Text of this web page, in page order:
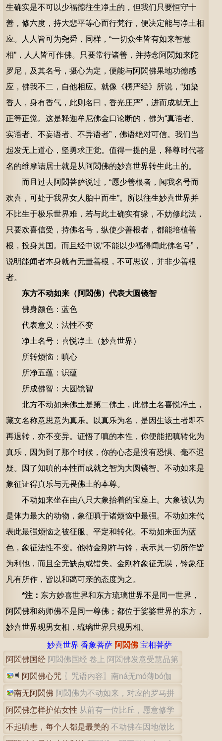
生确实是不可以少福德往生净土的，但我们只要恒守十
善，修六度，持大悲平等心而行梵行，便决定能与净土相
应。人人皆可为尧舜，同样，“一切众生皆有如来智慧
相”，人人皆可作佛。只要常行诸善，并持念阿閦如来陀
罗尼，及其名号，摄心为定，便能与阿閦佛果地功德感
应，佛我不二，自他相应。就像《楞严经》所说，“如染
香人，身有香气，此则名曰，香光庄严”，进而成就无上
正等正觉。这是释迦牟尼佛金口论断的，佛为“真语者、
实语者、不妄语者、不异语者”，佛语绝对可信。我们当
起发无上道心，坚勇求正觉。值得一提的是，释尊时代著
名的维摩诘居士就是从阿閦佛的妙喜世界转生此土的。
而且过去阿閦菩萨说过，“愿少善根者，闻我名号而
欢喜，可处于我界女人胎中而生”。所以往生妙喜世界并
不比生于极乐世界难，若与此土确实有缘，不妨修此法，
只要欢喜信受，持佛名号，纵使少善根者，都能培植善
根，投身其国。而且经中说“不能以少福得闻此佛名号”，
说明能闻者本身就有无量善根，不可思议，并非少善根
者。
东方不动如来（阿閦佛）代表大圆镜智
佛身颜色：蓝色
代表意义：法性不变
净土名号：喜悦净土（妙喜世界）
所转烦恼：嗔心
所净五蕴：识蕴
所成佛智：大圆镜智
北方不动如来佛土是第二佛土，此佛土名喜悦净土，
藏文名称意思意为真乐。以真乐为名，是因生该土者即不
再退转，亦不变异。证悟了嗔的本性，你便能把嗔转化为
真乐，因为到了那个时候，你的心态是没有恐惧、毫不迟
疑。因了知嗔的本性而成就之智为大圆镜智。不动如来是
象征证得真乐与无畏佛土的本尊。
不动如来坐在由八只大象抬着的宝座上。大象被认为
是体力最大的动物，象征嗔于诸烦恼中最强。不动如来代
表此最强烦恼之被征服、平定和转化。不动如来面为蓝
色，象征法性不变。他特金刚杵与铃，表示其一切所作皆
为利他，而且全无缺点或错失。金刚杵象征无误，铃象征
凡有所作，皆以和蔼可亲的态度为之。
*注： 东方妙喜世界和东方琉璃世界不是同一世界，
阿閦佛和药师佛不是同一尊佛；都位于娑婆世界的东方，
妙喜世界现男女相，琉璃世界只现男相。
妙喜世界 香象菩萨 阿閦佛 宝相菩萨
阿閦佛国经 阿閦佛国经 卷上 阿閦佛发意受慧品第
一 闻如是：一时，佛在…
阿閦佛心咒 〖咒语内容〗南ná无mó薄bó伽
qié伐fá帝dì阿à閦c…
南无阿閦佛 阿閦佛为不动如来，对应的罗马拼
音为Aksobhya，意思为…
阿閦佛怎样护佑女性 从前有一位比丘，愿意修学
菩萨行。广目如来对他说:“…
不起嗔恚，每个人都是最美的 不动佛在因地做比
丘时，发愿绝不生气，不起欲…